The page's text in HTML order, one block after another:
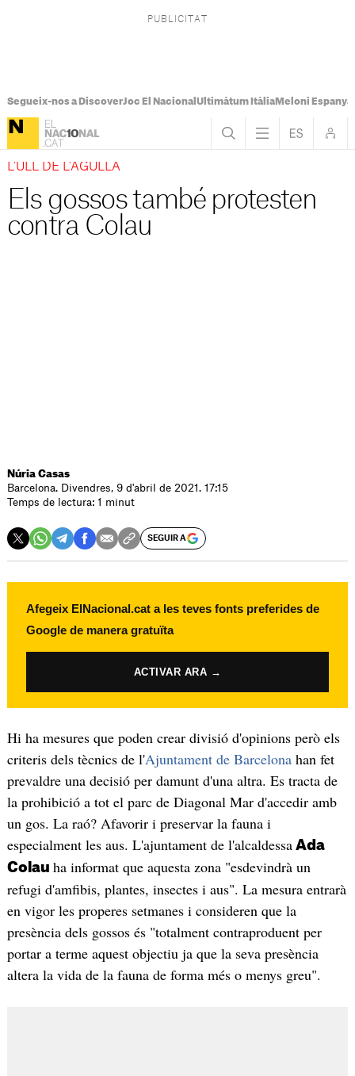
Segueix-nos a DiscoverJoc El Nacional Ultimàtum ItàliaMeloni Espanya
L'ULL DE L'AGULLA
Els gossos també protesten
contra Colau
Núria Casas
Barcelona. Divendres, 9 d'abril de 2021. 17:15
Temps de lectura: 1 minut
SEGUIR A
Afegeix ElNacional.cat a les teves fonts preferides de
Google de manera gratuïta
ACTIVAR ARA →
Hi ha mesures que poden crear divisió d'opinions però els
criteris dels tècnics de l'Ajuntament de Barcelonahan fet
prevaldre una decisió per damunt d'una altra. Es tracta de
la prohibició a tot el parc de Diagonal Mar d'accedir amb
un gos. La raó? Afavorir i preservar la fauna i
especialment les aus. L'ajuntament de l'alcaldessaAda
Colau ha informat que aquesta zona "esdevindrà un
refugi d'amfibis, plantes, insectes i aus". La mesura entrarà
en vigor les properes setmanes i consideren que la
presència dels gossos és "totalment contraproduent per
portar a terme aquest objectiu ja que la seva presència
altera la vida de la fauna de forma més o menys greu".